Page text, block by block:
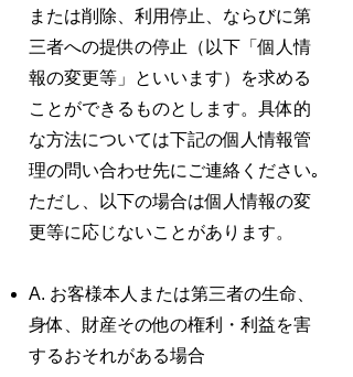
または削除、利用停止、ならびに第
三者への提供の停止（以下「個人情
報の変更等」といいます）を求める
ことができるものとします。具体的
な方法については下記の個人情報管
理の問い合わせ先にご連絡ください｡
ただし、以下の場合は個人情報の変
更等に応じないことがあります。
A. お客様本人または第三者の生命、
身体、財産その他の権利・利益を害
するおそれがある場合